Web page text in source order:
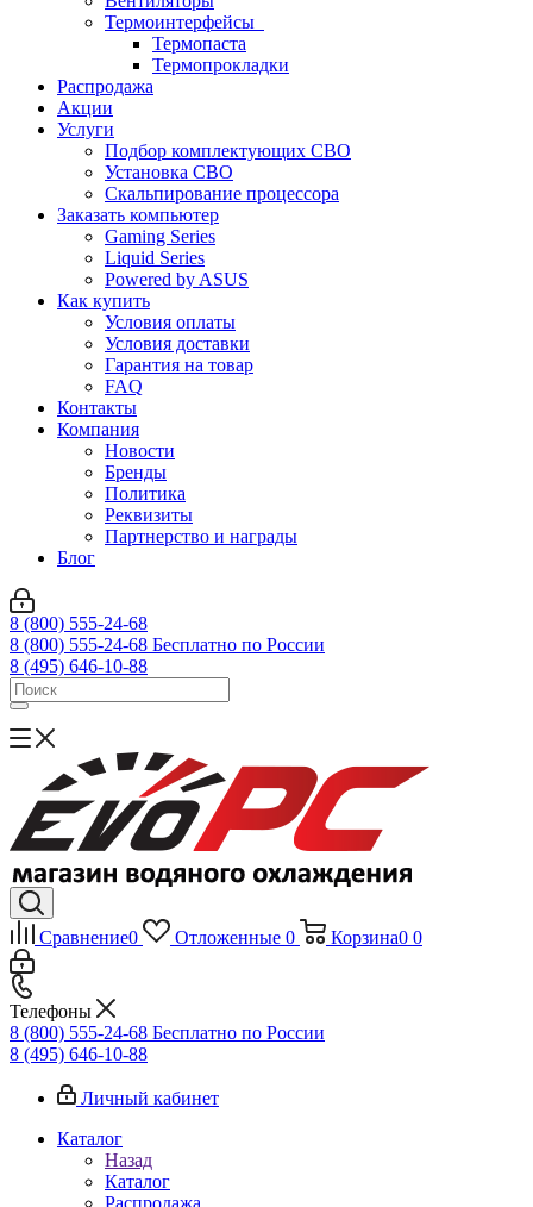
Термоинтерфейсы
Термопаста
Термопрокладки
Распродажа
Акции
Услуги
Подбор комплектующих СВО
Установка СВО
Скальпирование процессора
Заказать компьютер
Gaming Series
Liquid Series
Powered by ASUS
Как купить
Условия оплаты
Условия доставки
Гарантия на товар
FAQ
Контакты
Компания
Новости
Бренды
Политика
Реквизиты
Партнерство и награды
Блог
8 (800) 555-24-68
8 (800) 555-24-68 Бесплатно по России
8 (495) 646-10-88
Сравнение0 Отложенные 0 Корзина0 0
Телефоны
8 (800) 555-24-68 Бесплатно по России
8 (495) 646-10-88
Личный кабинет
Каталог
Назад
Каталог
Распродажа